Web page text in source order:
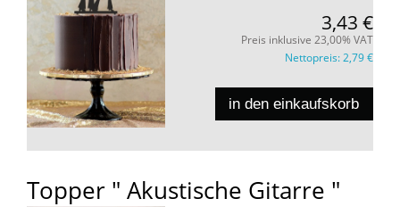
3,43 €
Preis inklusive 23,00% VAT
Nettopreis:2,79 €
in den einkaufskorb
Topper " Akustische Gitarre "